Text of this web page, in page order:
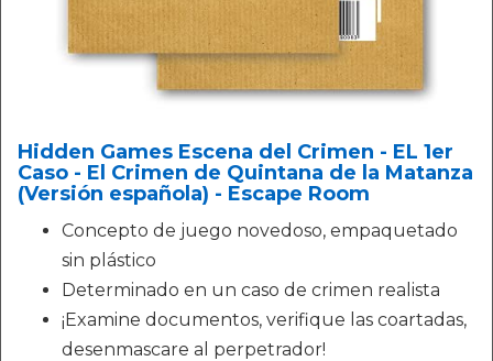
Hidden Games Escena del Crimen - EL 1er
Caso - El Crimen de Quintana de la Matanza
(Versión española) - Escape Room
Concepto de juego novedoso, empaquetado
sin plástico
Determinado en un caso de crimen realista
¡Examine documentos, verifique las coartadas,
desenmascare al perpetrador!